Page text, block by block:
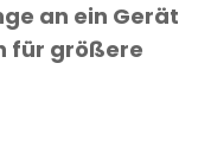
an ein Gerät
für größere